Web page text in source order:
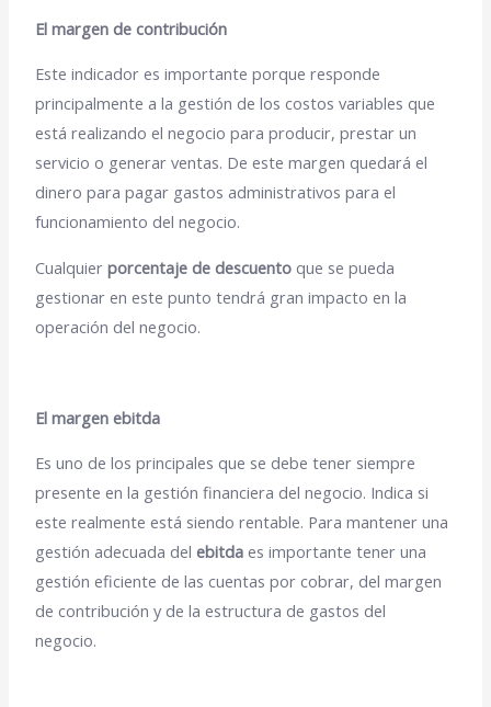
El margen de contribución
Este indicador es importante porque responde
principalmente a la gestión de los costos variables que
está realizando el negocio para producir, prestar un
servicio o generar ventas. De este margen quedará el
dinero para pagar gastos administrativos para el
funcionamiento del negocio.
Cualquierporcentaje de descuento que se pueda
gestionar en este punto tendrá gran impacto en la
operación del negocio.
El margen ebitda
Es uno de los principales que se debe tener siempre
presente en la gestión financiera del negocio. Indica si
este realmente está siendo rentable. Para mantener una
gestión adecuada delebitda es importante tener una
gestión eficiente de las cuentas por cobrar, del margen
de contribución y de la estructura de gastos del
negocio.